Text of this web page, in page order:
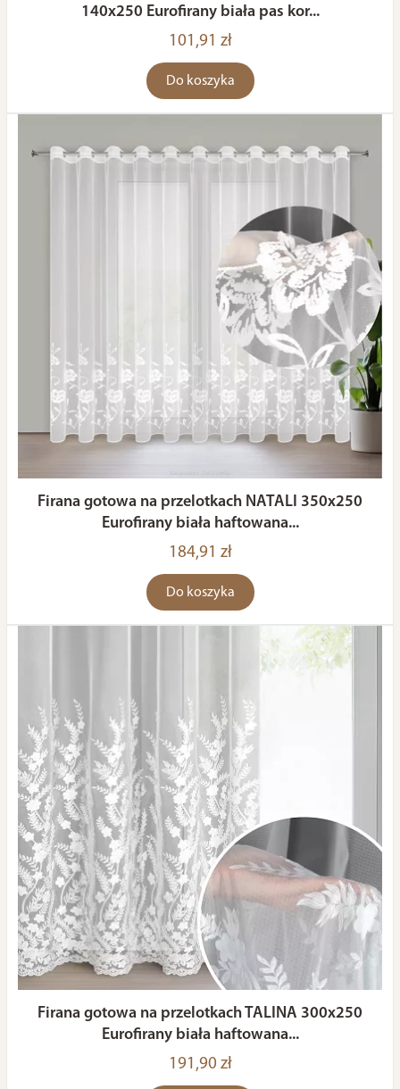
140x250 Eurofirany biała pas kor...
101,91 zł
Do koszyka
Firana gotowa na przelotkach NATALI 350x250
Eurofirany biała haftowana...
184,91 zł
Do koszyka
Firana gotowa na przelotkach TALINA 300x250
Eurofirany biała haftowana...
191,90 zł